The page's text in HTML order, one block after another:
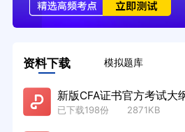
资料下载 模拟题库
新版CFA证书官方考试大
已下载198份 2871KB